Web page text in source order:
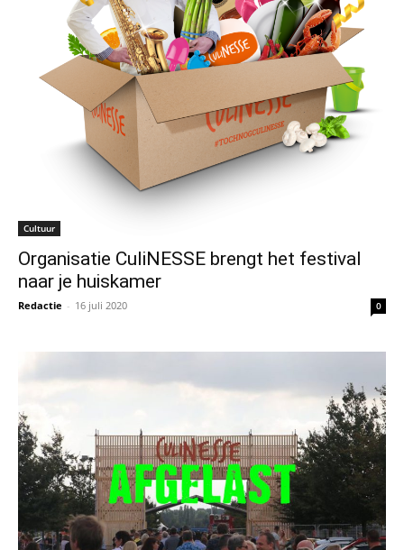
Cultuur
Organisatie CuliNESSE brengt het festival
naar je huiskamer
Redactie - 16 juli 2020 0